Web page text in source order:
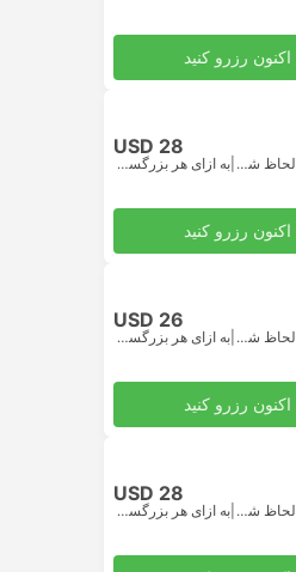
رزرو کنید
USD 28
مالیات‌ها لحاظ شده | به ازای هر بزرگسال
رزرو کنید
USD 26
مالیات‌ها لحاظ شده | به ازای هر بزرگسال
رزرو کنید
USD 28
مالیات‌ها لحاظ شده | به ازای هر بزرگسال